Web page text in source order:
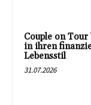
Couple on
in ihren
Lebensstil
31.07.2026